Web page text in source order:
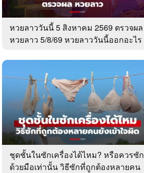
หวยลาววันนี้ 5 สิงหาคม 2569 ตรวจผล
หวยลาว 5/8/69 หวยลาววันนี้ออกอะไร
ชุดชั้นในซักเครื่องได้ไหม? หรือควรซัก
ด้วยมือเท่านั้น วิธีซักที่ถูกต้องหลายคน